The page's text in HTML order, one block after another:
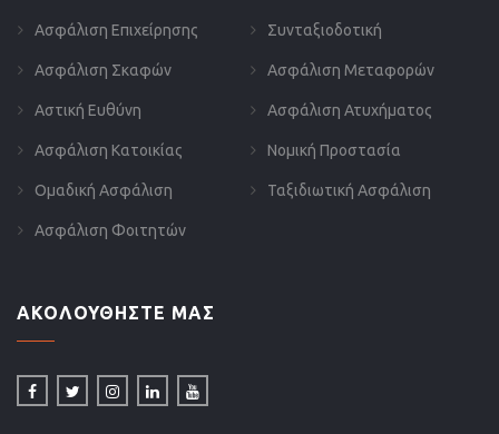
Ασφάλιση Επιχείρησης Συνταξιοδοτική
Ασφάλιση Σκαφών Ασφάλιση Μεταφορών
Αστική Ευθύνη Ασφάλιση Ατυχήματος
Ασφάλιση Κατοικίας Νομική Προστασία
Ομαδική Ασφάλιση Ταξιδιωτική Ασφάλιση
Ασφάλιση Φοιτητών
ΑΚΟΛΟΥΘΗΣΤΕ ΜΑΣ